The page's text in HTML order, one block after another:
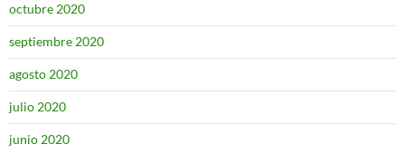
octubre 2020
septiembre 2020
agosto 2020
julio 2020
junio 2020